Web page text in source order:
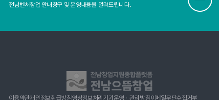
전남벤처창업 안내창구 및 운영내용을 알려드립니다.
이용약관개인정보취급방침영상정보처리기기운영ㆍ관리방침이메일무단수집거부